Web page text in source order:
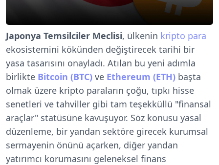
Japonya Temsilciler Meclisi, ülkenin kripto para
ekosistemini kökünden değiştirecek tarihi bir
yasa tasarısını onayladı. Atılan bu yeni adımla
birlikte Bitcoin (BTC) ve Ethereum (ETH) başta
olmak üzere kripto paraların çoğu, tıpkı hisse
senetleri ve tahviller gibi tam teşekküllü "finansal
araçlar" statüsüne kavuşuyor. Söz konusu yasal
düzenleme, bir yandan sektöre girecek kurumsal
sermayenin önünü açarken, diğer yandan
yatırımcı korumasını geleneksel finans